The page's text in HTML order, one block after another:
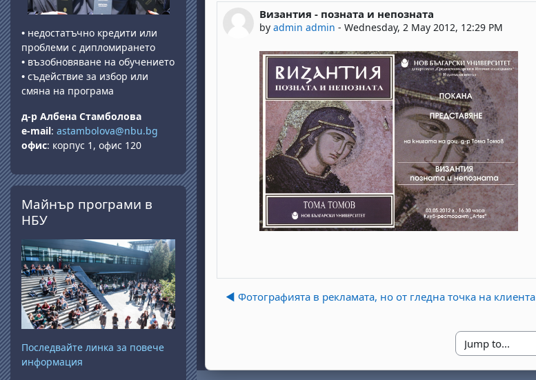
Византия - позната и непозната
by admin admin - Wednesday, 2 May 2012, 12:29 PM
Number of replies: 0
◀︎ Фотографията в рекламата, но от гледна точка на клиента
Jump to...
• недостатъчно кредити или
проблеми с дипломирането
• възобновяване на обучението
• съдействие за избор или
смяна на програма
д-р Албена Стамболова
e-mail: astambolova@nbu.bg
офис: корпус 1, офис 120
Skip Майнър програми в НБУ
Майнър програми в
НБУ
Последвайте линка за повече
информация